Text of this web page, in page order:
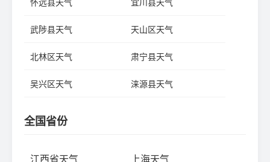
怀远县天气 宜川县天气
武陟县天气 天山区天气
北林区天气 肃宁县天气
吴兴区天气 涞源县天气
全国省份
江西省天气 上海天气